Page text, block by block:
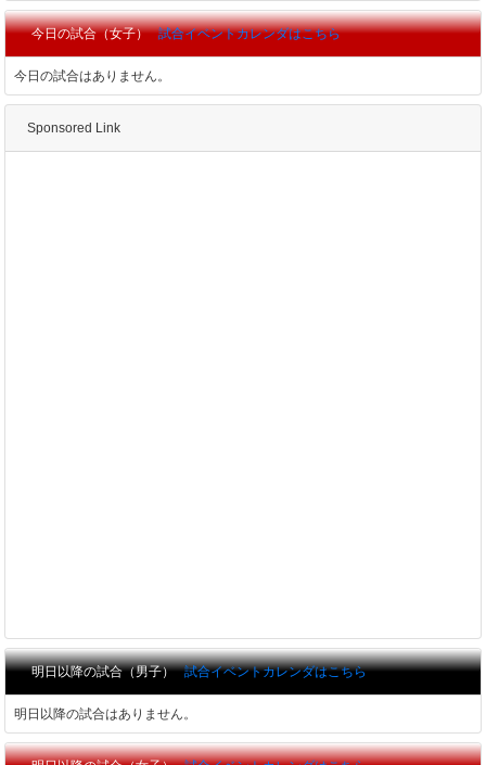
今日の試合（女子） 試合イベントカレンダはこちら
今日の試合はありません。
Sponsored Link
明日以降の試合（男子） 試合イベントカレンダはこちら
明日以降の試合はありません。